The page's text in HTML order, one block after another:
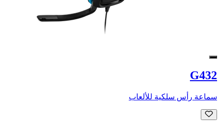
G432
سماعة رأس سلكية للألعاب